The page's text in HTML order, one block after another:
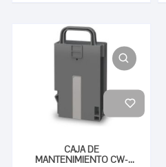
CAJA DE
MANTENIMIENTO CW-